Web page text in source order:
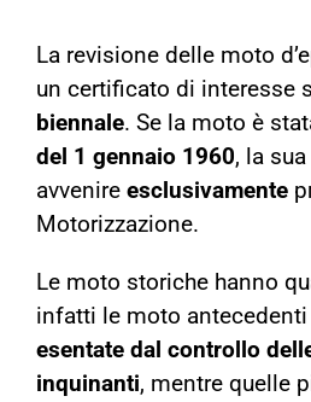
La revisione delle moto
un certificato di interesse
biennale. Se la moto è
del 1 gennaio 1960, la
avvenire esclusivamente
Motorizzazione.
Le moto storiche hanno
infatti le moto
esentate dal controllo
inquinanti, mentre quelle